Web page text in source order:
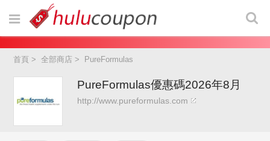
首頁 >全部商店 > PureFormulas
PureFormulas優惠碼2026年8月
http://www.pureformulas.com